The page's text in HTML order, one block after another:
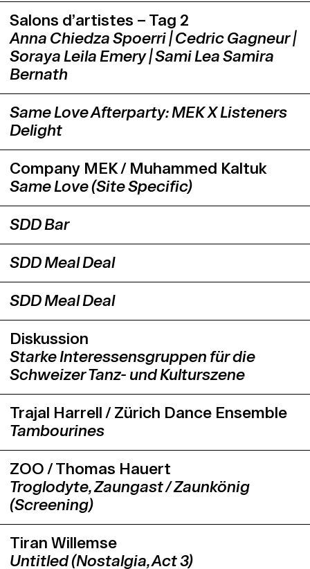
Salons d’artistes – Tag 2
Anna Chiedza Spoerri | Cedric Gagneur |
Soraya Leila Emery | Sami Lea Samira
Bernath
Same Love Afterparty: MEK X Listeners
Delight
Company MEK / Muhammed Kaltuk
Same Love (Site Specific)
SDD Bar
SDD Meal Deal
SDD Meal Deal
Diskussion
Starke Interessensgruppen für die
Schweizer Tanz- und Kulturszene
Trajal Harrell / Zürich Dance Ensemble
Tambourines
ZOO / Thomas Hauert
Troglodyte, Zaungast / Zaunkönig
(Screening)
Tiran Willemse
Untitled (Nostalgia, Act 3)